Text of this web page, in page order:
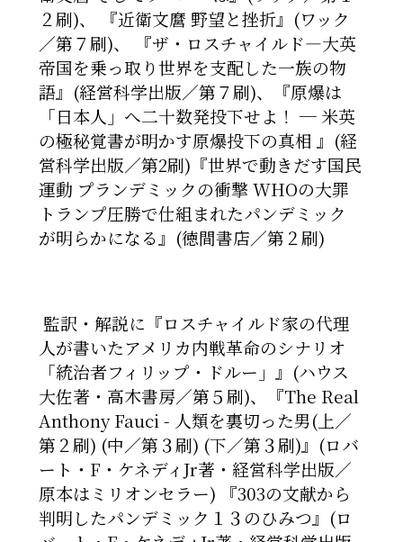
２刷)、
『近衛文麿 野望と挫折』(ワック
／第７刷)、
『ザ・ロスチャイルド―大英
帝国を乗っ取り世界を支配した一族の物
語』(経営科学出版／第７刷)、
『原爆は
「日本人」へ二十数発投下せよ！ ─ 米英
の極秘覚書が明かす原爆投下の真相 』(経
営科学出版／第2刷) 『世界で動きだす国民
運動 プランデミックの衝撃 WHOの大罪
トランプ圧勝で仕組まれたパンデミック
が明らかになる』(徳間書店／第２刷)
監訳・解説に『ロスチャイルド家の代理
人が書いたアメリカ内戦革命のシナリオ
「統治者フィリップ・ドルー」』(ハウス
大佐著・高木書房／第５刷)、
『The Real
Anthony Fauci - 人類を裏切った男(上／
第２刷) (中／第 ３刷) (下／第３刷)』(ロバ
ート・F・ケネディJr著・経営科学出版／
原本はミリオンセラー) 『303の文献から
判明したパンデミック１３のひみつ』(ロ